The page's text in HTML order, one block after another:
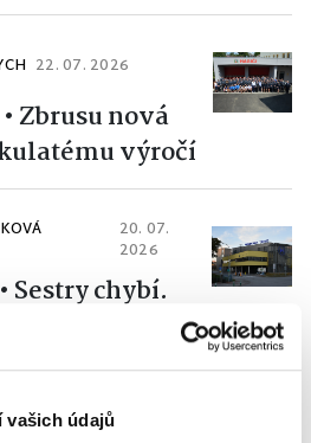
vašich údajů
22. 07. 2026
• Zbrusu nová
výročí
20. 07.
2026
• Sestry chybí.